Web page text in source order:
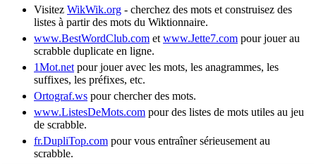
Visitez WikWik.org - cherchez des mots et construisez des
listes à partir des mots du Wiktionnaire.
www.BestWordClub.com et www.Jette7.com pour jouer au
scrabble duplicate en ligne.
1Mot.net pour jouer avec les mots, les anagrammes, les
suffixes, les préfixes, etc.
Ortograf.ws pour chercher des mots.
www.ListesDeMots.com pour des listes de mots utiles au jeu
de scrabble.
fr.DupliTop.com pour vous entraîner sérieusement au
scrabble.